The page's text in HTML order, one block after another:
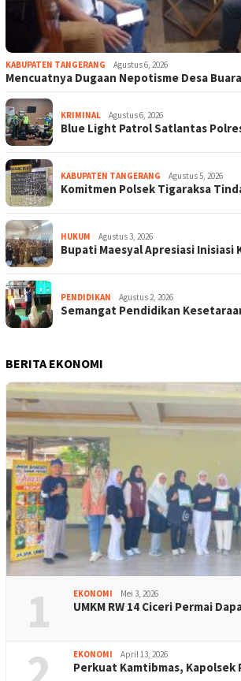
KABUPATEN TANGERANG Agustus 6, 2026
Mencuatnya Dugaan Nepotisme Desa
KRIMINAL Agustus 6, 2026
Blue Light Patrol Satlantas
KABUPATEN TANGERANG Agustus 5, 2026
Komitmen Polsek Tigaraksa
HUKUM Agustus 3, 2026
Bupati Maesyal Apresiasi Inisiasi
PENDIDIKAN Agustus 2, 2026
Semangat Pendidikan
BERITA EKONOMI
1 EKONOMI Mei 3, 2026
UMKM RW 14 Ciceri Permai
EKONOMI April 13, 2026
Perkuat Kamtibmas, Kapolsek